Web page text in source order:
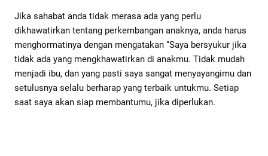
Jika sahabat anda tidak merasa ada yang perlu
dikhawatirkan tentang perkembangan anaknya, anda harus
menghormatinya dengan mengatakan “Saya bersyukur jika
tidak ada yang mengkhawatirkan di anakmu. Tidak mudah
menjadi ibu, dan yang pasti saya sangat menyayangimu dan
setulusnya selalu berharap yang terbaik untukmu. Setiap
saat saya akan siap membantumu, jika diperlukan.